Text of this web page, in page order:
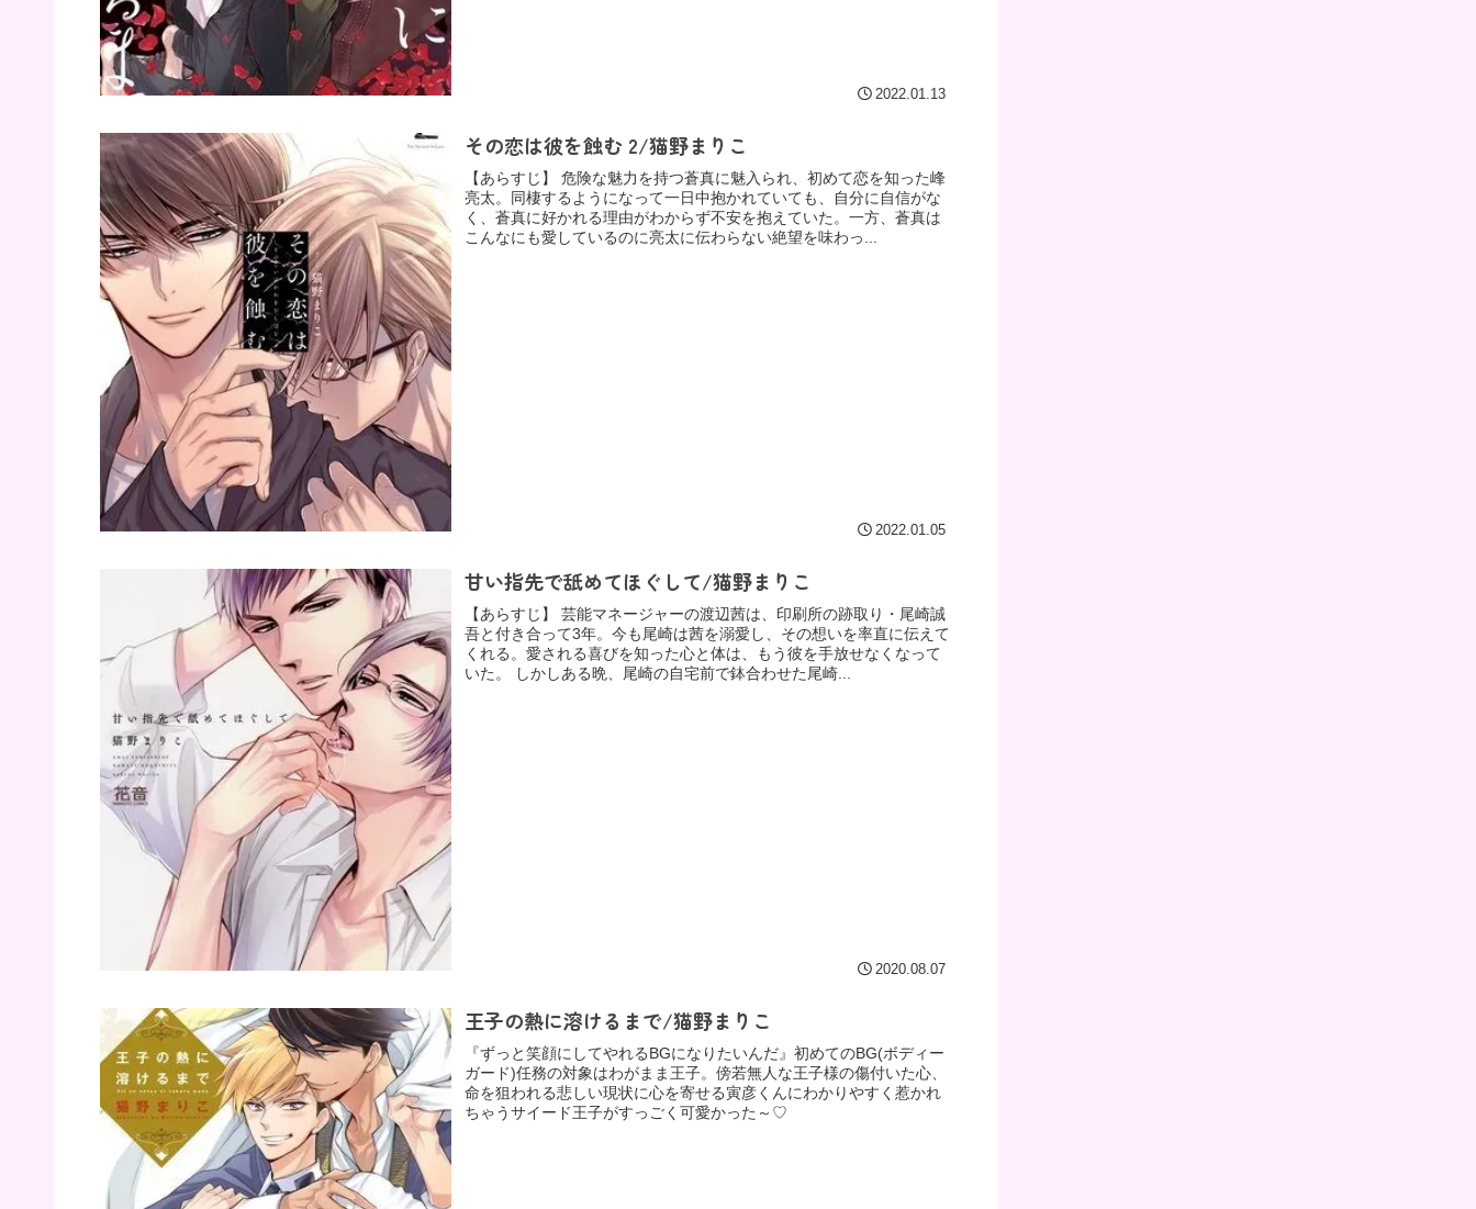
2022.01.13
その恋は彼を蝕む 2/猫野まりこ
【あらすじ】 危険な魅力を持つ蒼真に魅入られ、初めて恋を知った峰
亮太。同棲するようになって一日中抱かれていても、自分に自信がな
く、蒼真に好かれる理由がわからず不安を抱えていた。一方、蒼真は
こんなにも愛しているのに亮太に伝わらない絶望を味わっ...
2022.01.05
甘い指先で舐めてほぐして/猫野まりこ
【あらすじ】 芸能マネージャーの渡辺茜は、印刷所の跡取り・尾崎誠
吾と付き合って3年。今も尾崎は茜を溺愛し、その想いを率直に伝えて
くれる。愛される喜びを知った心と体は、もう彼を手放せなくなって
いた。 しかしある晩、尾崎の自宅前で鉢合わせた尾崎...
2020.08.07
王子の熱に溶けるまで/猫野まりこ
『ずっと笑顔にしてやれるBGになりたいんだ』初めてのBG(ボディー
ガード)任務の対象はわがまま王子。傍若無人な王子様の傷付いた心、
命を狙われる悲しい現状に心を寄せる寅彦くんにわかりやすく惹かれ
ちゃうサイード王子がすっごく可愛かった～♡